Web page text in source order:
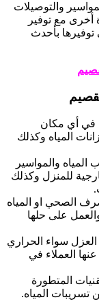
والتوصيلات
أخرى مع توفير
بأحدث
في أي مكان
المياه وكذلك
والمواسير
للمنزل وكذلك
الصحي او المياه
على حلها
سواء الحراري
العملاء في
المتطورة
المياه.